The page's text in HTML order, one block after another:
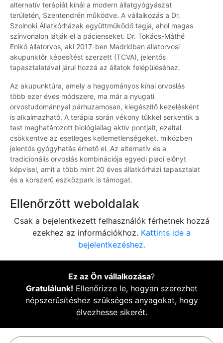
alternatív terápiát kínál a modern állatgyógyászat
területén, Szentendrén működve. A vállalkozás a Dr.
Szolnoki Állatkórházak együttműködő tagja, ahol magas
színvonalon látják el a pácienseket. Dr. Tokács-Máthé
Enikő állatorvos, aki 2017-ben Madridban állatorvosi
akupunktőr képesítést szerzett (TCVA), jelentős
tapasztalatával járul hozzá az állatok felépüléséhez.
Az akupunktúra, amely a hagyományos kínai orvoslás
több ezer éves módszere, ma már a nyugati
orvostudománnyal párhuzamosan, kiegészítő kezelésként
is alkalmazható. A terápia során vékony tűkkel serkentik a
test meghatározott biológiailag aktív pontjait, ezáltal
csökkentve az esetleges kellemetlenségeket, miközben
jelentős gyógyhatás érhető el. Az alternatív és a
tradicionális orvoslás kombinációja egyedi piaci előnyt
képvisel, amit a több mint 20 éves állatkórházi tapasztalat
és a korszerű eszközpark is támogat.
Ellenőrzött weboldalak
Csak a bejelentkezett felhasználók férhetnek hozzá
ezekhez az információkhoz. Kattints ide a
bejelentkezéshez.
Ez az Ön vállalkozása?
Gratulálunk! Ellenőrizze le, hogyan szerezhet
népszerűsítéshez szükséges anyagokat, hogy
élvezhesse sikerét.